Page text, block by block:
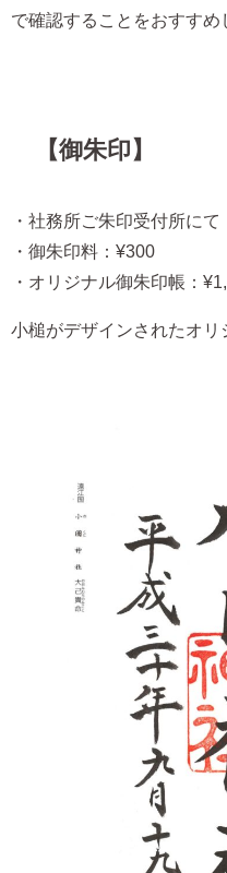
で確認することをおすすめ
【御朱印】
・社務所ご朱印受付所に
・御朱印料：¥300
・オリジナル御朱印帳：
小槌がデザインされたオリ